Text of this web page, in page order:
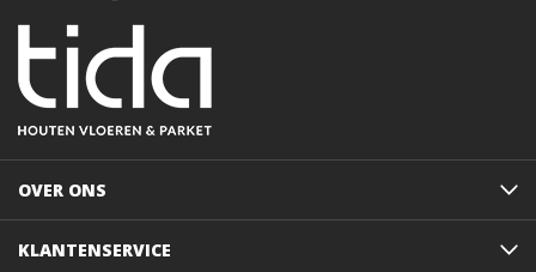
OVER ONS
KLANTENSERVICE